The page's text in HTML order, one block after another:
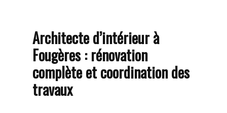
Architecte d’intérieur à
Fougères : rénovation
complète et coordination des
travaux